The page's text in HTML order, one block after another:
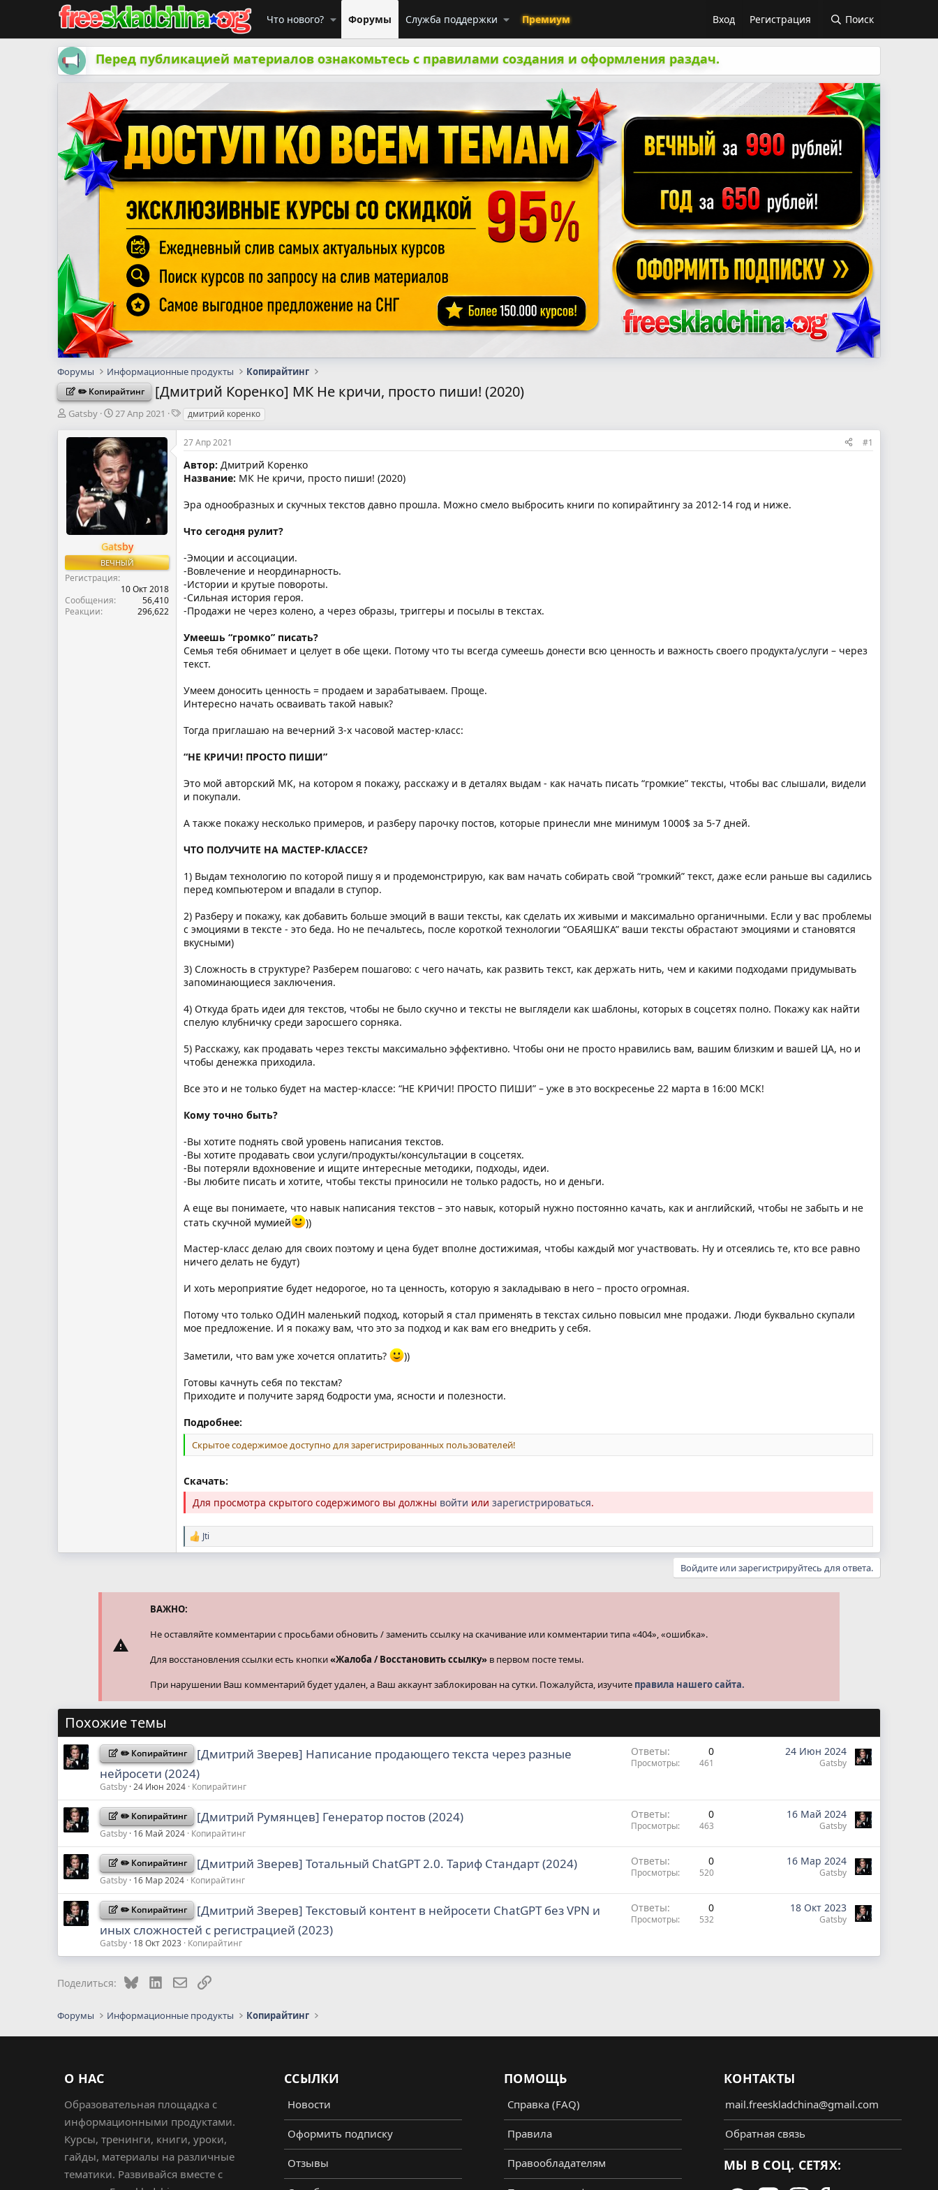
Что нового? Форумы Служба поддержки Премиум Вход Регистрация Поиск
Перед публикацией материалов ознакомьтесь с правилами создания и оформления раздач.
Форумы Информационные продукты Копирайтинг
✏️ Копирайтинг [Дмитрий Коренко] МК Не кричи, просто пиши! (2020)
А
т
м
Gatsby
Д
т
а
н
а
ч
а
л
27 Апр 2021
Т
г
и
дмитрий коренко
Gatsby
ВЕЧНЫЙ
Регистрация
10 Окт 2018
Сообщения
56,410
Реакции
296,622
27 Апр 2021 #1
Автор: Дмитрий Коренко
Название: МК Не кричи, просто пиши! (2020)
Эра однообразных и скучных текстов давно прошла. Можно смело выбросить книги по копирайтингу за 2012-14 год и ниже.
Что сегодня рулит?
-Эмоции и ассоциации.
-Вовлечение и неординарность.
-Истории и крутые повороты.
-Сильная история героя.
-Продажи не через колено, а через образы, триггеры и посылы в текстах.
Умеешь “громко” писать?
Семья тебя обнимает и целует в обе щеки. Потому что ты всегда сумеешь донести всю ценность и важность своего продукта/услуги – через
текст.
Умеем доносить ценность = продаем и зарабатываем. Проще.
Интересно начать осваивать такой навык?
Тогда приглашаю на вечерний 3-х часовой мастер-класс:
“НЕ КРИЧИ! ПРОСТО ПИШИ”
Это мой авторский МК, на котором я покажу, расскажу и в деталях выдам - как начать писать “громкие” тексты, чтобы вас слышали, видели
и покупали.
А также покажу несколько примеров, и разберу парочку постов, которые принесли мне минимум 1000$ за 5-7 дней.
ЧТО ПОЛУЧИТЕ НА МАСТЕР-КЛАССЕ?
1) Выдам технологию по которой пишу я и продемонстрирую, как вам начать собирать свой “громкий” текст, даже если раньше вы садились
перед компьютером и впадали в ступор.
2) Разберу и покажу, как добавить больше эмоций в ваши тексты, как сделать их живыми и максимально органичными. Если у вас проблемы
с эмоциями в тексте - это беда. Но не печальтесь, после короткой технологии “ОБАЯШКА” ваши тексты обрастают эмоциями и становятся
вкусными)
3) Сложность в структуре? Разберем пошагово: с чего начать, как развить текст, как держать нить, чем и какими подходами придумывать
запоминающиеся заключения.
4) Откуда брать идеи для текстов, чтобы не было скучно и тексты не выглядели как шаблоны, которых в соцсетях полно. Покажу как найти
спелую клубничку среди заросшего сорняка.
5) Расскажу, как продавать через тексты максимально эффективно. Чтобы они не просто нравились вам, вашим близким и вашей ЦА, но и
чтобы денежка приходила.
Все это и не только будет на мастер-классе: “НЕ КРИЧИ! ПРОСТО ПИШИ” – уже в это воскресенье 22 марта в 16:00 МСК!
Кому точно быть?
-Вы хотите поднять свой уровень написания текстов.
-Вы хотите продавать свои услуги/продукты/консультации в соцсетях.
-Вы потеряли вдохновение и ищите интересные методики, подходы, идеи.
-Вы любите писать и хотите, чтобы тексты приносили не только радость, но и деньги.
А еще вы понимаете, что навык написания текстов – это навык, который нужно постоянно качать, как и английский, чтобы не забыть и не
стать скучной мумией
))
Мастер-класс делаю для своих поэтому и цена будет вполне достижимая, чтобы каждый мог участвовать. Ну и отсеялись те, кто все равно
ничего делать не будут)
И хоть мероприятие будет недорогое, но та ценность, которую я закладываю в него – просто огромная.
Потому что только ОДИН маленький подход, который я стал применять в текстах сильно повысил мне продажи. Люди буквально скупали
мое предложение. И я покажу вам, что это за подход и как вам его внедрить у себя.
Заметили, что вам уже хочется оплатить?
))
Готовы качнуть себя по текстам?
Приходите и получите заряд бодрости ума, ясности и полезности.
Подробнее:
Скрытое содержимое доступно для зарегистрированных пользователей!
Скачать:
Для просмотра скрытого содержимого вы должны войти или зарегистрироваться.
Р
е
и
Jti
Войдите или зарегистрируйтесь для ответа.
ВАЖНО:
Не оставляйте комментарии с просьбами обновить / заменить ссылку на скачивание или комментарии типа «404», «ошибка».
Для восстановления ссылки есть кнопки«Жалоба / Восстановить ссылку» в первом посте темы.
При нарушении Ваш комментарий будет удален, а Ваш аккаунт заблокирован на сутки. Пожалуйста, изучите правила нашего сайта.
Похожие темы
✏️ Копирайтинг
[Дмитрий Зверев] Написание продающего текста через разные
нейросети (2024)
Gatsby 24 Июн 2024 Копирайтинг
Ответы 0
Просмотры 461
24 Июн 2024
Gatsby
✏️ Копирайтинг [Дмитрий Румянцев] Генератор постов (2024)
Gatsby 16 Май 2024 Копирайтинг
Ответы 0
Просмотры 463
16 Май 2024
Gatsby
✏️ Копирайтинг [Дмитрий Зверев] Тотальный ChatGPT 2.0. Тариф Стандарт (2024)
Gatsby 16 Мар 2024 Копирайтинг
Ответы 0
Просмотры 520
16 Мар 2024
Gatsby
✏️ Копирайтинг
[Дмитрий Зверев] Текстовый контент в нейросети ChatGPT без VPN и
иных сложностей с регистрацией (2023)
Gatsby 18 Окт 2023 Копирайтинг
Ответы 0
Просмотры 532
18 Окт 2023
Gatsby
Поделиться: BlueskyLinkedInЭлектронная почта
Ссылка
Форумы Информационные продукты Копирайтинг
О НАС
Образовательная площадка с
информационными продуктами.
Курсы, тренинги, книги, уроки,
гайды, материалы на различные
тематики. Развивайся вместе с
ССЫЛКИ
Новости
Оформить подписку
Отзывы
ПОМОЩЬ
Справка (FAQ)
Правила
Правообладателям
КОНТАКТЫ
mail.freeskladchina@gmail.com
Обратная связь
МЫ В СОЦ. СЕТЯХ: